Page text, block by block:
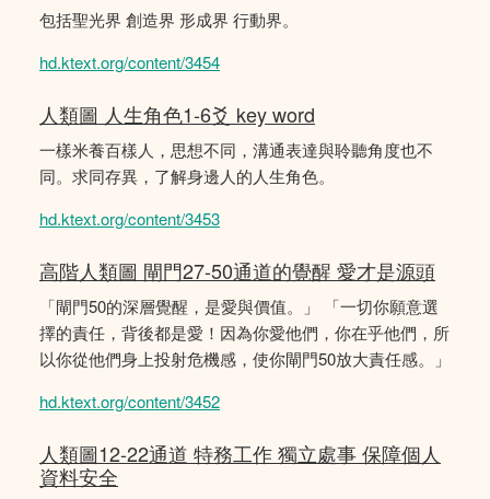
包括聖光界 創造界 形成界 行動界。
hd.ktext.org/content/3454
人類圖 人生角色1-6爻 key word
一樣米養百樣人，思想不同，溝通表達與聆聽角度也不
同。求同存異，了解身邊人的人生角色。
hd.ktext.org/content/3453
高階人類圖 閘門27-50通道的覺醒 愛才是源頭
「閘門50的深層覺醒，是愛與價值。」 「一切你願意選
擇的責任，背後都是愛！因為你愛他們，你在乎他們，所
以你從他們身上投射危機感，使你閘門50放大責任感。」
hd.ktext.org/content/3452
人類圖12-22通道 特務工作 獨立處事 保障個人
資料安全